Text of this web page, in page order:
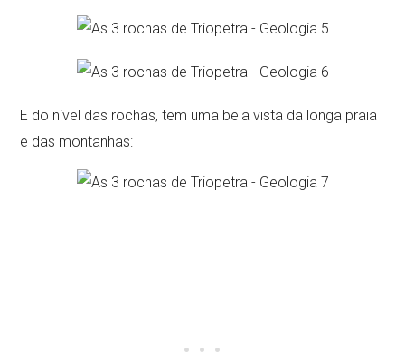
E do nível das rochas, tem uma bela vista da longa praia
e das montanhas: